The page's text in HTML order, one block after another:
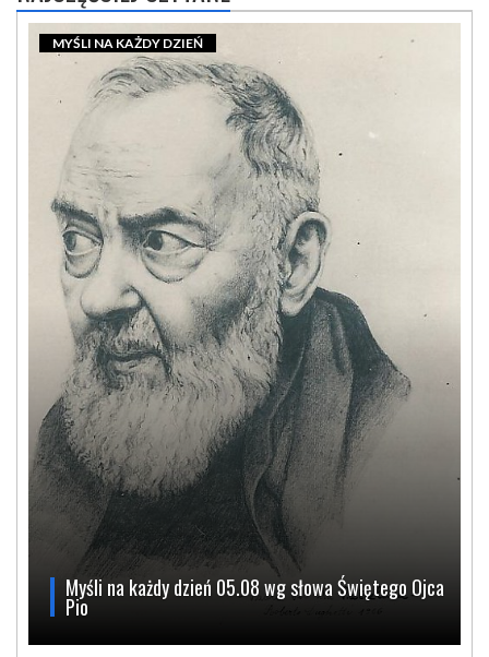
Myśli na każdy dzień 05.08 wg słowa Świętego Ojca
Pio
MYŚLI NA KAŻDY DZIEŃ